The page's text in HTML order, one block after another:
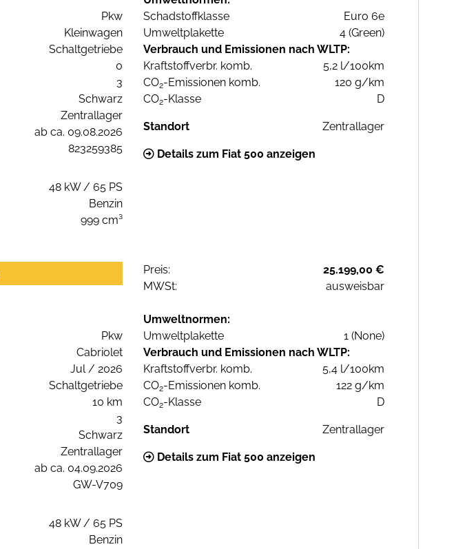
Pkw
Kleinwagen
Schaltgetriebe
0
3
Schwarz
Zentrallager
ab ca. 09.08.2026
823259385
48 kW / 65 PS
Benzin
999 cm³
Schadstoffklasse
Euro 6e
Umweltplakette
4 (Green)
Verbrauch und Emissionen nach WLTP:
Kraftstoffverbr. komb.
5,2 l/100km
CO2-Emissionen komb.
120 g/km
CO2-Klasse D
Standort Zentrallager
Details zum Fiat 500 anzeigen
Preis:
25.199,00 €
MWSt:
ausweisbar
Pkw
Cabriolet
Jul / 2026
Schaltgetriebe
10 km
3
Schwarz
Zentrallager
ab ca. 04.09.2026
GW-V709
48 kW / 65 PS
Benzin
Umweltnormen:
Umweltplakette
1 (None)
Verbrauch und Emissionen nach WLTP:
Kraftstoffverbr. komb.
5,4 l/100km
CO2-Emissionen komb.
122 g/km
CO2-Klasse D
Standort Zentrallager
Details zum Fiat 500 anzeigen